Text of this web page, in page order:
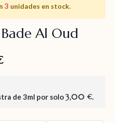
3 unidades en stock.
Al Oud
de 3ml por solo3,00 €.